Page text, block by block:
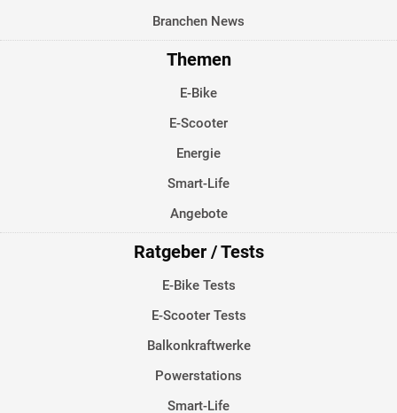
Branchen News
Themen
E-Bike
E-Scooter
Energie
Smart-Life
Angebote
Ratgeber / Tests
E-Bike Tests
E-Scooter Tests
Balkonkraftwerke
Powerstations
Smart-Life